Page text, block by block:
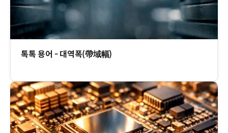
톡톡 용어 - 대역폭(帶域幅)